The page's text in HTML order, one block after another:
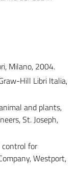
Milano, 2004.
Hill Libri Italia,
and plants,
St. Joseph,
control for
Westport,